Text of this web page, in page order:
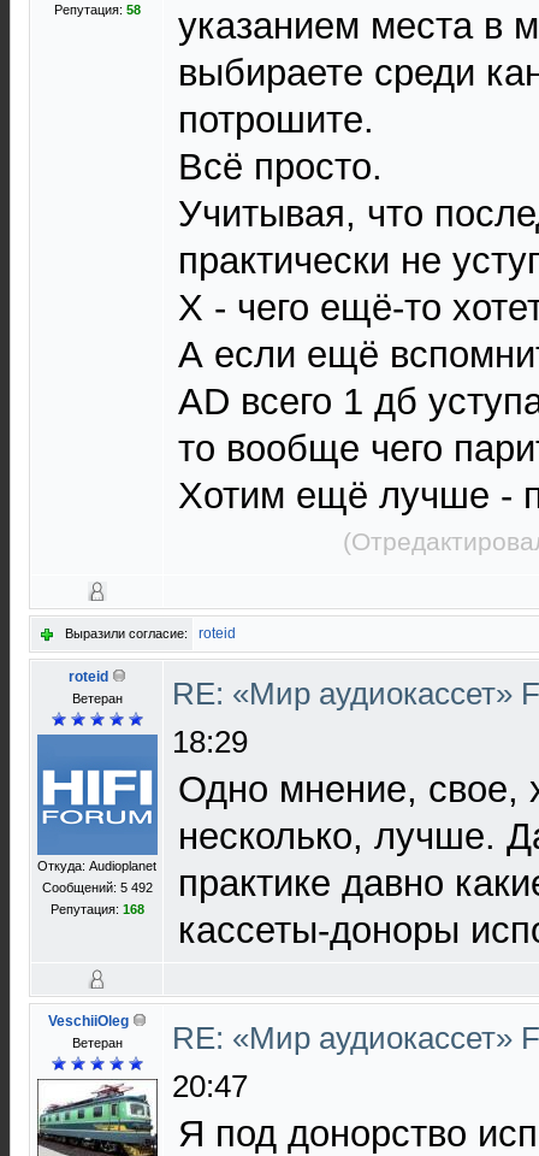
Репутация: 58
указанием места в
выбираете среди
потрошите.
Всё просто.
Учитывая, что
практически не
X - чего ещё-то
А если ещё
AD всего 1 дб
то вообще чего
Хотим ещё лучше -
Выразили согласие: roteid
roteid
Ветеран
Откуда: Audioplanet
Сообщений: 5 492
Репутация: 168
RE: «Мир аудиокассет»
18:29
Одно мнение, свое,
несколько, лучше.
практике давно
кассеты-доноры
VeschiiOleg
Ветеран
RE: «Мир аудиокассет»
20:47
Я под донорство